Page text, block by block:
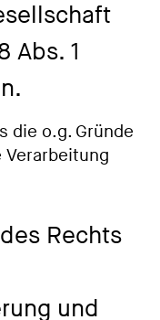
Abs. 1
die o.g. Gründe
Rechts
und